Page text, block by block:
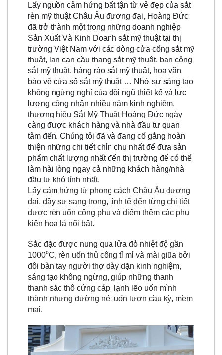
Lấy nguồn cảm hứng bất tận từ vẻ đẹp của sắt
rèn mỹ thuật Châu Âu đương đại, Hoàng Đức
đã trở thành một trong những doanh nghiệp
Sản Xuất Và Kinh Doanh sắt mỹ thuật tại thị
trường Việt Nam với các dòng cửa cổng sắt mỹ
thuật, lan can cầu thang sắt mỹ thuật, ban công
sắt mỹ thuật, hàng rào sắt mỹ thuật, hoa văn
bảo vệ cửa sổ sắt mỹ thuật … Nhờ sự sáng tạo
không ngừng nghỉ của đội ngũ thiết kế và lực
lượng công nhân nhiều năm kinh nghiệm,
thương hiệu Sắt Mỹ Thuật Hoàng Đức ngày
càng được khách hàng và nhà đầu tư quan
tâm đến. Chúng tôi đã và đang cố gắng hoàn
thiện những chi tiết chỉn chu nhất để đưa sản
phẩm chất lượng nhất đến thị trường để có thể
làm hài lòng ngay cả những khách hàng/nhà
đầu tư khó tính nhất.
Lấy cảm hứng từ phong cách Châu Âu đương
đại, đầy sự sang trọng, tinh tế đến từng chi tiết
được rèn uốn công phu và điểm thêm các phụ
kiện hoa lá nổi bật.
Sắc đặc được nung qua lửa đỏ nhiệt độ gần
1000⁰C, rèn uốn thủ công tỉ mỉ và mài giũa bởi
đôi bàn tay người thợ dày dặn kinh nghiệm,
sáng tạo không ngừng, giúp những thanh
thanh sắc thô cứng cáp, lạnh lẽo uốn mình
thành những đường nét uốn lượn cầu kỳ, mềm
mại.